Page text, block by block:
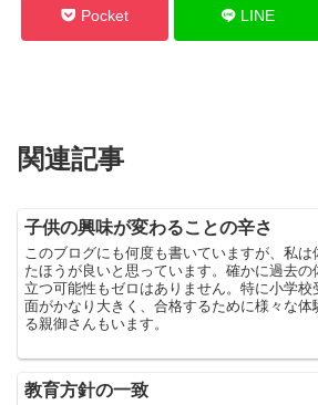
Pocket LINE
関連記事
子供の興味が変わることの辛さ
このブログにも何度も書いていますが、私は
たほうが良いと思っています。確かに過去
立つ可能性もゼロはありません。特に小学
面がかなり大きく、合格するために様々な
る親御さんもいます。
教育方針の一致